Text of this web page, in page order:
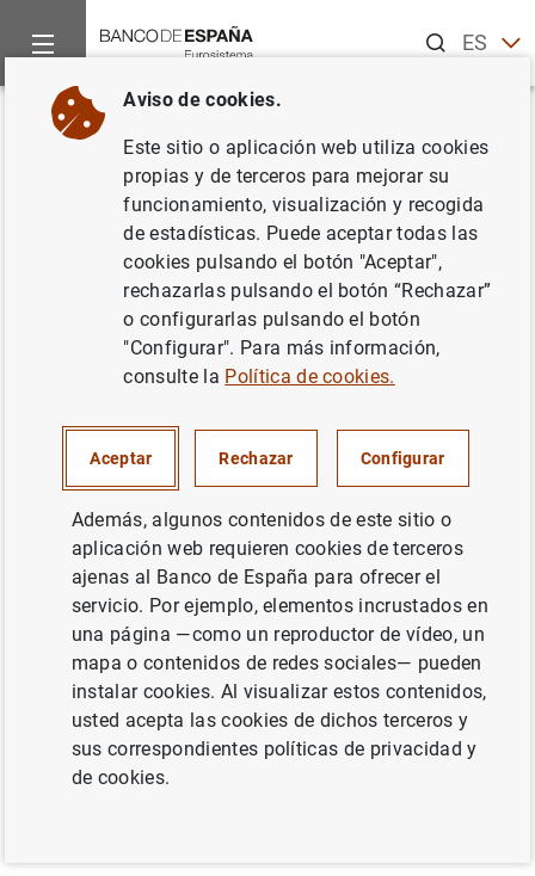
ESEN
Inicio Noticias y eventos
Volver
Evolución monetaria de la zona
del euro: Mayo de 2016
POLÍTICA MONETARIA SITUACIÓN ECONÓMICA
Evolución monetaria de la zona del euro:
Mayo de 2016 (147KB)
Anterior
Siguiente
El BCE está realizando un a...
Aviso de cookies.
Este sitio o aplicación web utiliza cookies
propias y de terceros para mejorar su
funcionamiento, visualización y recogida
de estadísticas. Puede aceptar todas las
cookies pulsando el botón "Aceptar",
rechazarlas pulsando el botón “Rechazar”
o configurarlas pulsando el botón
"Configurar". Para más información,
consulte la Política de cookies.
Aceptar Rechazar Configurar
Además, algunos contenidos de este sitio o
aplicación web requieren cookies de terceros
ajenas al Banco de España para ofrecer el
servicio. Por ejemplo, elementos incrustados en
una página —como un reproductor de vídeo, un
mapa o contenidos de redes sociales— pueden
instalar cookies. Al visualizar estos contenidos,
usted acepta las cookies de dichos terceros y
sus correspondientes políticas de privacidad y
de cookies.